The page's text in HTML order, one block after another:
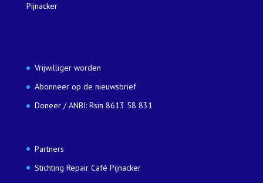
Pijnacker
Vrijwilliger worden
Abonneer op de nieuwsbrief
Doneer / ANBI: Rsin 8613 58 831
Partners
Stichting Repair Café Pijnacker